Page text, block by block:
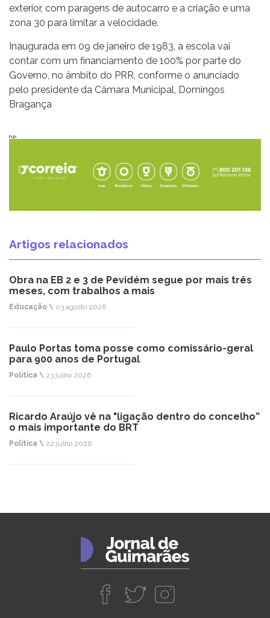
exterior, com paragens de autocarro e a criação e uma
zona 30 para limitar a velocidade.
Inaugurada em 09 de janeiro de 1983, a escola vai
contar com um financiamento de 100% por parte do
Governo, no âmbito do PRR, conforme o anunciado
pelo presidente da Câmara Municipal, Domingos
Bragança
Pub
Artigos relacionados
Obra na EB 2 e 3 de Pevidém segue por mais três
meses, com trabalhos a mais
Educação \ 03 agosto 2026
Paulo Portas toma posse como comissário-geral
para 900 anos de Portugal
Política \ 23 julho 2026
Ricardo Araújo vê na "ligação dentro do concelho”
o mais importante do BRT
Política \ 22 julho 2026